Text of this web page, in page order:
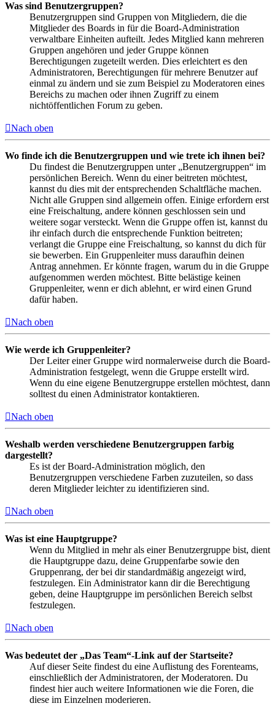
Was sind Benutzergruppen?
Benutzergruppen sind Gruppen von Mitgliedern, die die
Mitglieder des Boards in für die Board-Administration
verwaltbare Einheiten aufteilt. Jedes Mitglied kann mehreren
Gruppen angehören und jeder Gruppe können
Berechtigungen zugeteilt werden. Dies erleichtert es den
Administratoren, Berechtigungen für mehrere Benutzer auf
einmal zu ändern und sie zum Beispiel zu Moderatoren eines
Bereichs zu machen oder ihnen Zugriff zu einem
nichtöffentlichen Forum zu geben.
Nach oben
Wo finde ich die Benutzergruppen und wie trete ich ihnen bei?
Du findest die Benutzergruppen unter „Benutzergruppen“ im
persönlichen Bereich. Wenn du einer beitreten möchtest,
kannst du dies mit der entsprechenden Schaltfläche machen.
Nicht alle Gruppen sind allgemein offen. Einige erfordern erst
eine Freischaltung, andere können geschlossen sein und
weitere sogar versteckt. Wenn die Gruppe offen ist, kannst du
ihr einfach durch die entsprechende Funktion beitreten;
verlangt die Gruppe eine Freischaltung, so kannst du dich für
sie bewerben. Ein Gruppenleiter muss daraufhin deinen
Antrag annehmen. Er könnte fragen, warum du in die Gruppe
aufgenommen werden möchtest. Bitte belästige keinen
Gruppenleiter, wenn er dich ablehnt, er wird einen Grund
dafür haben.
Nach oben
Wie werde ich Gruppenleiter?
Der Leiter einer Gruppe wird normalerweise durch die Board-
Administration festgelegt, wenn die Gruppe erstellt wird.
Wenn du eine eigene Benutzergruppe erstellen möchtest, dann
solltest du einen Administrator kontaktieren.
Nach oben
Weshalb werden verschiedene Benutzergruppen farbig
dargestellt?
Es ist der Board-Administration möglich, den
Benutzergruppen verschiedene Farben zuzuteilen, so dass
deren Mitglieder leichter zu identifizieren sind.
Nach oben
Was ist eine Hauptgruppe?
Wenn du Mitglied in mehr als einer Benutzergruppe bist, dient
die Hauptgruppe dazu, deine Gruppenfarbe sowie den
Gruppenrang, der bei dir standardmäßig angezeigt wird,
festzulegen. Ein Administrator kann dir die Berechtigung
geben, deine Hauptgruppe im persönlichen Bereich selbst
festzulegen.
Nach oben
Was bedeutet der „Das Team“-Link auf der Startseite?
Auf dieser Seite findest du eine Auflistung des Forenteams,
einschließlich der Administratoren, der Moderatoren. Du
findest hier auch weitere Informationen wie die Foren, die
diese im Einzelnen moderieren.